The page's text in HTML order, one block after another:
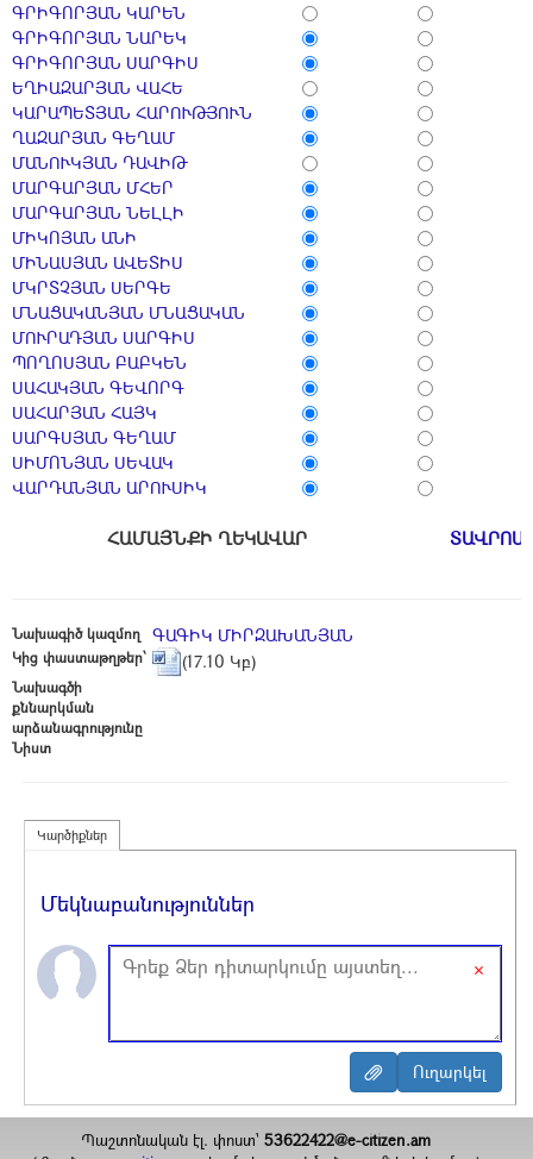
ԳՐԻԳՈՐՅԱՆ ԿԱՐԵՆ
ԳՐԻԳՈՐՅԱՆ ՆԱՐԵԿ
ԳՐԻԳՈՐՅԱՆ ՍԱՐԳԻՍ
ԵՂԻԱԶԱՐՅԱՆ ՎԱՀԵ
ԿԱՐԱՊԵՏՅԱՆ ՀԱՐՈՒԹՅՈՒՆ
ՂԱԶԱՐՅԱՆ ԳԵՂԱՄ
ՄԱՆՈՒԿՅԱՆ ԴԱՎԻԹ
ՄԱՐԳԱՐՅԱՆ ՄՀԵՐ
ՄԱՐԳԱՐՅԱՆ ՆԵԼԼԻ
ՄԻԿՈՅԱՆ ԱՆԻ
ՄԻՆԱՍՅԱՆ ԱՎԵՏԻՍ
ՄԿՐՏՉՅԱՆ ՍԵՐԳԵ
ՄՆԱՑԱԿԱՆՅԱՆ ՄՆԱՑԱԿԱՆ
ՄՈՒՐԱԴՅԱՆ ՍԱՐԳԻՍ
ՊՈՂՈՍՅԱՆ ԲԱԲԿԵՆ
ՍԱՀԱԿՅԱՆ ԳԵՎՈՐԳ
ՍԱՀԱՐՅԱՆ ՀԱՅԿ
ՍԱՐԳՍՅԱՆ ԳԵՂԱՄ
ՍԻՄՈՆՅԱՆ ՍԵՎԱԿ
ՎԱՐԴԱՆՅԱՆ ԱՐՈՒՍԻԿ
ՀԱՄԱՅՆՔԻ ՂԵԿԱՎԱՐ ՏԱՎՐՈՍ
Նախագիծ կազմող ԳԱԳԻԿ ՄԻՐԶԱԽԱՆՅԱՆ
Կից փաստաթղթեր՝ (17.10 Կբ)
Նախագծի
քննարկման
արձանագրությունը
Նիստ
Կարծիքներ
Մեկնաբանություններ
×
Պաշտոնական էլ. փոստ`53622422@e-citizen.am